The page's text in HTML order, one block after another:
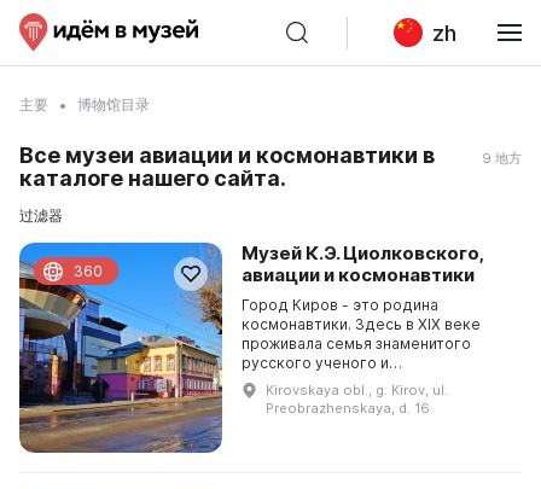
zh
主要 博物馆目录
Все музеи авиации и космонавтики в
каталоге нашего сайта.
9 地方
过滤器
Музей К.Э. Циолковского,
авиации и космонавтики
Город Киров - это родина
космонавтики. Здесь в XIX веке
проживала семья знаменитого
русского ученого и
основоположника космонавтики К.
Э. Циолковского. В 1988 году по
инициативе дважды Героя
Kirovskaya obl., g. Kirov, ul.
Preobrazhenskaya, d. 16
360